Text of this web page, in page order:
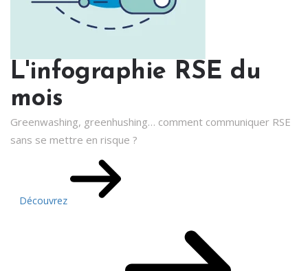
L'infographie RSE du
mois
Greenwashing, greenhushing… comment communiquer RSE
sans se mettre en risque ?
Découvrez